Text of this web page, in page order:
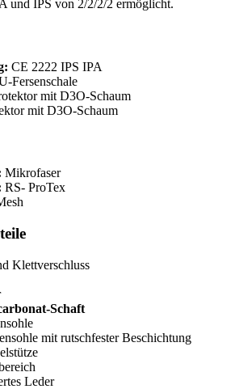
und IPS von 2/2/2/2 ermöglicht.
CE 2222 IPS IPA
Fersenschale
mit D3O-Schaum
mit D3O-Schaum
Mikrofaser
RS- ProTex
Klettverschluss
Schaft
mit rutschfester Beschichtung
Leder